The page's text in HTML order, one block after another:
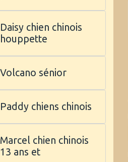
Daisy chien chinois
houppette
Volcano sénior
Paddy chiens chinois
Marcel chien chinois
13 ans et